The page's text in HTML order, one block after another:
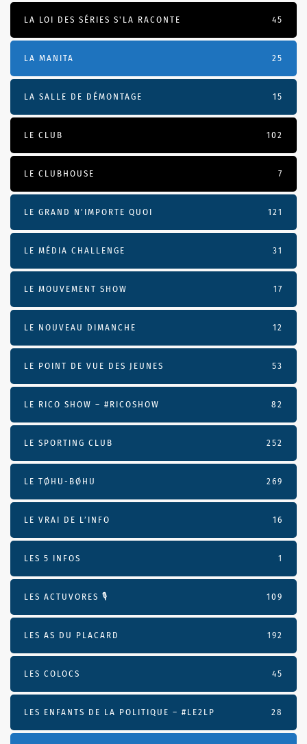
LA LOI DES SÉRIES S'LA RACONTE 45
LA MANITA 25
LA SALLE DE DÉMONTAGE 15
LE CLUB 102
LE CLUBHOUSE 7
LE GRAND N’IMPORTE QUOI 121
LE MÉDIA CHALLENGE 31
LE MOUVEMENT SHOW 17
LE NOUVEAU DIMANCHE 12
LE POINT DE VUE DES JEUNES 53
LE RICO SHOW – #RICOSHOW 82
LE SPORTING CLUB 252
LE TØHU-BØHU 269
LE VRAI DE L’INFO 16
LES 5 INFOS 1
LES ACTUVORES 🎙 109
LES AS DU PLACARD 192
LES COLOCS 45
LES ENFANTS DE LA POLITIQUE – #LE2LP 28